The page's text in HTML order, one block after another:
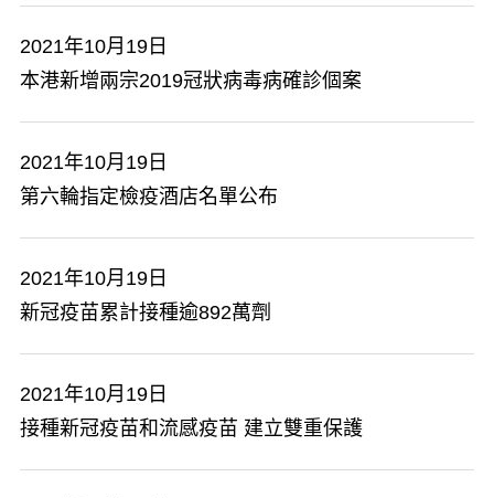
2021年10月19日
本港新增兩宗2019冠狀病毒病確診個案
2021年10月19日
第六輪指定檢疫酒店名單公布
2021年10月19日
新冠疫苗累計接種逾892萬劑
2021年10月19日
接種新冠疫苗和流感疫苗 建立雙重保護